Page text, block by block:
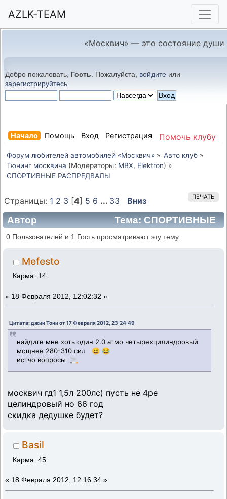
AZLK-TEAM
«Москвич» — это состояние души
Добро пожаловать, Гость . Пожалуйста, войдите или
зарегистрируйтесь
Помочь клубу
Начало Помощь Вход Регистрация
Форум любителей автомобилей «Москвич» » Авто клуб»
Тюнинг москвича (Модераторы: MBX, Elektron) »
СПОРТИВНЫЕ РАСПРЕДВАЛЫ
ПЕЧАТЬ
Страницы: 1 2 3 [4] 5 6 ... 33 Вниз
Автор
Тема: СПОРТИВНЫЕ
РАСПРЕДВАЛЫ (Прочитано 153046 раз)
0 Пользователей и 1 Гость просматривают эту тему.
Mefesto
Карма: 14
« 18 Февраля 2012, 12:02:32 »
Цитата: джин Тони от 17 Февраля 2012, 23:24:49
найдите мне хоть один 2.0 атмо четырехцилиндровый
мощнее 280-310 сил 😆 😂
истчо вопросы 🚬
москвич гд1 1,5л 200лс) пусть не 4ре
целиндровый но 66 год
скидка дедушке будет?
Basil
Карма: 45
« 18 Февраля 2012, 12:16:34 »